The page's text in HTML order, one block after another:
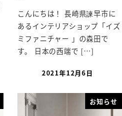
こんにちは！ 長崎県諫早市に
あるインテリアショップ「イズ
ミファニチャー 」の森田で
す。 日本の西端で […]
2021年12月6日
お知らせ